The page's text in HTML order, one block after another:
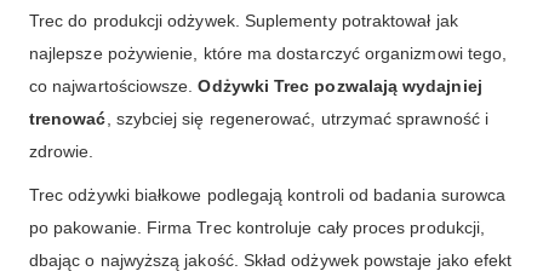
Trec do produkcji odżywek. Suplementy potraktował jak
najlepsze pożywienie, które ma dostarczyć organizmowi tego,
co najwartościowsze.Odżywki Trec pozwalają wydajniej
trenować , szybciej się regenerować, utrzymać sprawność i
zdrowie.
Trec odżywki białkowe podlegają kontroli od badania surowca
po pakowanie. Firma Trec kontroluje cały proces produkcji,
dbając o najwyższą jakość. Skład odżywek powstaje jako efekt